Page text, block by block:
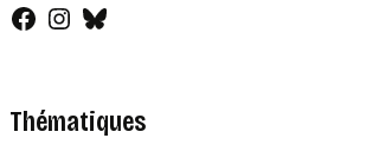
Facebook
Instagram
Bluesky
Thématiques